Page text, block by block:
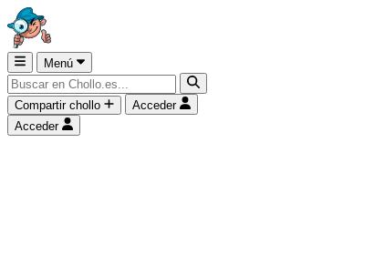
Menú
Compartir chollo
Acceder
Acceder